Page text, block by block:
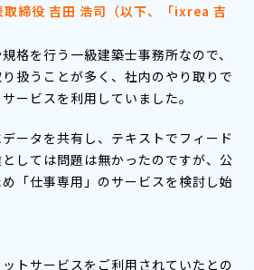
締役 吉田 浩司（以下、「ixrea 吉
格を行う一級建築士事務所なので、
扱うことが多く、社内のやり取りで
ービスを利用していました。
ータを共有し、テキストでフィード
しては問題は無かったのですが、公
「仕事専用」のサービスを検討し始
トサービスをご利用されていたとの